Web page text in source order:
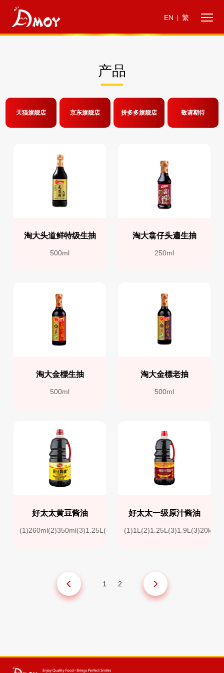
EN 繁
产品
天猫旗舰店 京东旗舰店 拼多多旗舰店 敬请期待
淘大头道鲜特级生抽
500ml
淘大翕仔头遍生抽
250ml
淘大金標生抽
500ml
淘大金標老抽
500ml
好太太黄豆酱油
(1)260ml(2)350ml(3)1.25L(4)1.6L(5)1.9L(6)2.0KG(7)2.15KG
好太太一级原汁酱油
(1)1L(2)1.25L(3)1.9L(3)20kg
1 2